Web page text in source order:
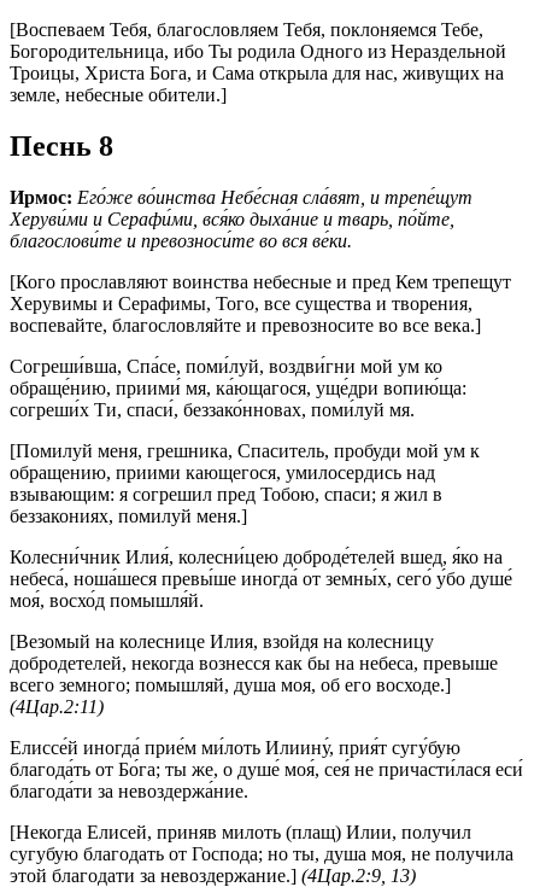
[Воспеваем Тебя, благословляем Тебя, поклоняемся Тебе,
Богородительница, ибо Ты родила Одного из Нераздельной
Троицы, Христа Бога, и Сама открыла для нас, живущих на
земле, небесные обители.]
Песнь 8
Ирмос: Его́же во́инства Небе́сная сла́вят, и трепе́щут
Херуви́ми и Серафи́ми, вся́ко дыха́ние и тварь, по́йте,
благослови́те и превозноси́те во вся ве́ки.
[Кого прославляют воинства небесные и пред Кем трепещут
Херувимы и Серафимы, Того, все существа и творения,
воспевайте, благословляйте и превозносите во все века.]
Согреши́вша, Спа́се, поми́луй, воздви́гни мой ум ко
обраще́нию, приими́ мя, ка́ющагося, уще́дри вопию́ща:
согреши́х Ти, спаси́, беззако́нновах, поми́луй мя.
[Помилуй меня, грешника, Спаситель, пробуди мой ум к
обращению, приими кающегося, умилосердись над
взывающим: я согрешил пред Тобою, спаси; я жил в
беззакониях, помилуй меня.]
Колесни́чник Илия́, колесни́цею доброде́телей вшед, я́ко на
небеса́, ноша́шеся превы́ше иногда́ от земны́х, сего́ у́бо душе́
моя́, восхо́д помышля́й.
[Везомый на колеснице Илия, взойдя на колесницу
добродетелей, некогда вознесся как бы на небеса, превыше
всего земного; помышляй, душа моя, об его восходе.]
(4Цар.2:11)
Елиссе́й иногда́ прие́м ми́лоть Илиину́, прия́т сугу́бую
благода́ть от Бо́га; ты же, о душе́ моя́, сея́ не причасти́лася еси́
благода́ти за невоздержа́ние.
[Некогда Елисей, приняв милоть (плащ) Илии, получил
сугубую благодать от Господа; но ты, душа моя, не получила
этой благодати за невоздержание.] (4Цар.2:9, 13)